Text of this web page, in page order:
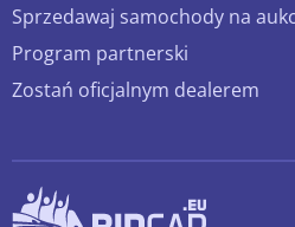
Sprzedawaj samochody na
Program partnerski
Zostań oficjalnym dealerem